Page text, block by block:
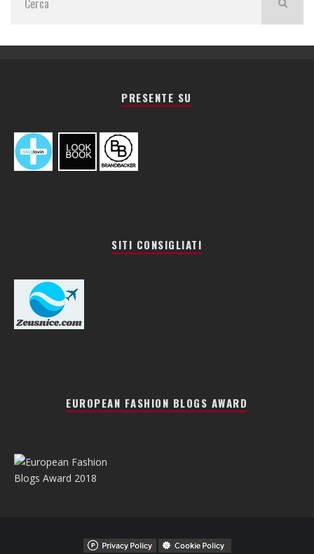
PRESENTE SU
SITI CONSIGLIATI
EUROPEAN FASHION BLOGS AWARD